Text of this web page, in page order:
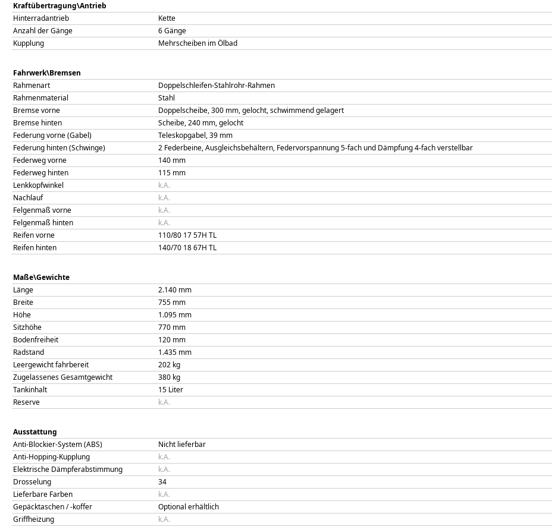
Kraftübertragung\Antrieb
Hinterradantrieb
Kette
Anzahl der Gänge
6 Gänge
Kupplung
Mehrscheiben im Ölbad
Fahrwerk\Bremsen
Rahmenart
Doppelschleifen-Stahlrohr-Rahmen
Rahmenmaterial
Stahl
Bremse vorne
Doppelscheibe, 300 mm, gelocht, schwimmend gelagert
Bremse hinten
Scheibe, 240 mm, gelocht
Federung vorne (Gabel)
Teleskopgabel, 39 mm
Federung hinten (Schwinge)
2 Federbeine, Ausgleichsbehältern, Federvorspannung 5-fach und Dämpfung 4-fach verstellbar
Federweg vorne
140 mm
Federweg hinten
115 mm
Lenkkopfwinkel
k.A.
Nachlauf
k.A.
Felgenmaß vorne
k.A.
Felgenmaß hinten
k.A.
Reifen vorne
110/80 17 57H TL
Reifen hinten
140/70 18 67H TL
Maße\Gewichte
Länge
2.140 mm
Breite
755 mm
Höhe
1.095 mm
Sitzhöhe
770 mm
Bodenfreiheit
120 mm
Radstand
1.435 mm
Leergewicht fahrbereit
202 kg
Zugelassenes Gesamtgewicht
380 kg
Tankinhalt
15 Liter
Reserve
k.A.
Ausstattung
Anti-Blockier-System (ABS)
Nicht lieferbar
Anti-Hopping-Kupplung
k.A.
Elektrische Dämpferabstimmung
k.A.
Drosselung
34
Lieferbare Farben
k.A.
Gepäcktaschen / -koffer
Optional erhältlich
Griffheizung
k.A.